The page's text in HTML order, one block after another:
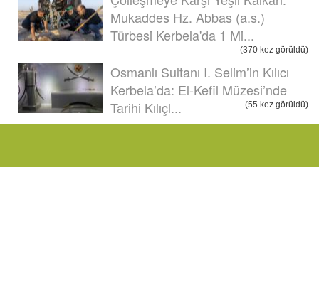
Mukaddes Hz. Abbas (a.s.)
Türbesi Kerbela'da 1 Mi...
(370 kez görüldü)
Osmanlı Sultanı I. Selim’in Kılıcı
Kerbela’da: El-Kefîl Müzesi’nde
Tarihi Kılıçl...
(55 kez görüldü)